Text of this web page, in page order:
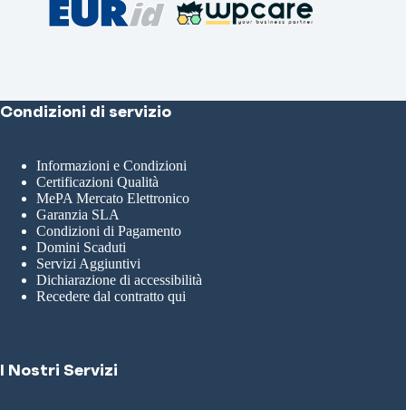
Condizioni di servizio
Informazioni e Condizioni
Certificazioni Qualità
MePA Mercato Elettronico
Garanzia SLA
Condizioni di Pagamento
Domini Scaduti
Servizi Aggiuntivi
Dichiarazione di accessibilità
Recedere dal contratto qui
I Nostri Servizi